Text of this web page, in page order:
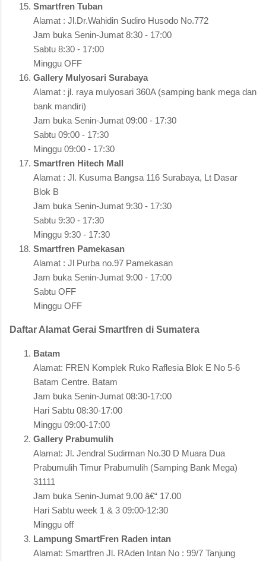
Smartfren Tuban
Alamat : Jl.Dr.Wahidin Sudiro Husodo No.772
Jam buka Senin-Jumat 8:30 - 17:00
Sabtu 8:30 - 17:00
Minggu OFF
Gallery Mulyosari Surabaya
Alamat : jl. raya mulyosari 360A (samping bank mega dan
bank mandiri)
Jam buka Senin-Jumat 09:00 - 17:30
Sabtu 09:00 - 17:30
Minggu 09:00 - 17:30
Smartfren Hitech Mall
Alamat : Jl. Kusuma Bangsa 116 Surabaya, Lt Dasar
Blok B
Jam buka Senin-Jumat 9:30 - 17:30
Sabtu 9:30 - 17:30
Minggu 9:30 - 17:30
Smartfren Pamekasan
Alamat : Jl Purba no.97 Pamekasan
Jam buka Senin-Jumat 9:00 - 17:00
Sabtu OFF
Minggu OFF
Daftar Alamat Gerai Smartfren di Sumatera
Batam
Alamat: FREN Komplek Ruko Raflesia Blok E No 5-6
Batam Centre. Batam
Jam buka Senin-Jumat 08:30-17:00
Hari Sabtu 08:30-17:00
Minggu 09:00-17:00
Gallery Prabumulih
Alamat: Jl. Jendral Sudirman No.30 D Muara Dua
Prabumulih Timur Prabumulih (Samping Bank Mega)
31111
Jam buka Senin-Jumat 9.00 â€“ 17.00
Hari Sabtu week 1 & 3 09:00-12:30
Minggu off
Lampung SmartFren Raden intan
Alamat: Smartfren Jl. RAden Intan No : 99/7 Tanjung